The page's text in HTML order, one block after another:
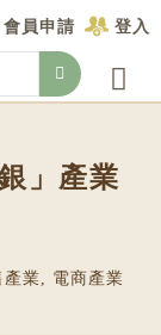
會員申請 登入
」產業
產業, 電商產業